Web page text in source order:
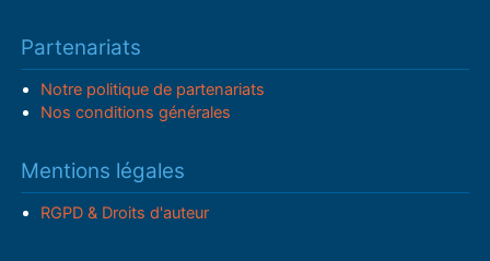
Partenariats
Notre politique de partenariats
Nos conditions générales
Mentions légales
RGPD & Droits d'auteur